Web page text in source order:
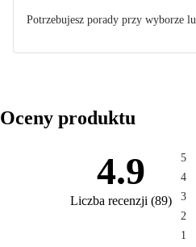
Potrzebujesz porady przy wyborze
Oceny produktu
4.9
Liczba recenzji (89)
5
4
3
2
1